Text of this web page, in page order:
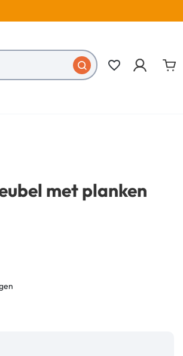
favorite_border
met planken